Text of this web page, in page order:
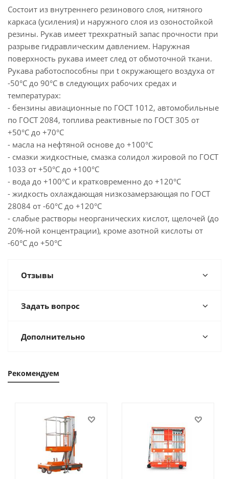
Состоит из внутреннего резинового слоя, нитяного
каркаса (усиления) и наружного слоя из озоностойкой
резины. Рукав имеет трехкратный запас прочности при
разрыве гидравлическим давлением. Наружная
поверхность рукава имеет след от обмоточной ткани.
Рукава работоспособны при t окружающего воздуха от
-50°С до 90°С в следующих рабочих средах и
температурах:
- бензины авиационные по ГОСТ 1012, автомобильные
по ГОСТ 2084, топлива реактивные по ГОСТ 305 от
+50°С до +70°С
- масла на нефтяной основе до +100°С
- смазки жидкостные, смазка солидол жировой по ГОСТ
1033 от +50°С до +100°С
- вода до +100°С и кратковременно до +120°С
- жидкость охлаждающая низкозамерзающая по ГОСТ
28084 от -60°С до +120°С
- слабые растворы неорганических кислот, щелочей (до
20%-ной концентрации), кроме азотной кислоты от
-60°С до +50°С
Отзывы
Задать вопрос
Дополнительно
Рекомендуем